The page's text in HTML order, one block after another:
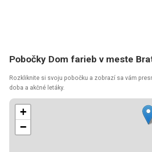
Pobočky Dom farieb v meste
Rozkliknite si svoju pobočku a zobrazí sa vám
doba a akčné letáky.
+
−